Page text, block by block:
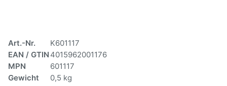
Art.-Nr.
K601117
EAN / GTIN 4015962001176
MPN
601117
Gewicht
0,5 kg